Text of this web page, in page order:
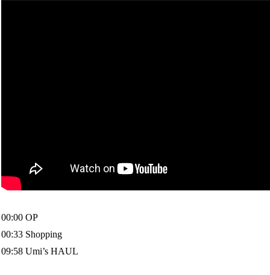
00:00 OP
00:33 Shopping
09:58 Umi’s HAUL